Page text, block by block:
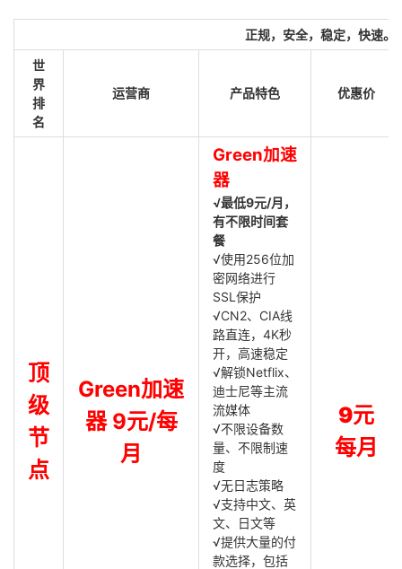
正规，安全，稳定，快速。
世
界
排
名
运营商 产品特色 优惠价
顶
级
节
点
Green加速
器 9元/每
月
Green加速
器
√最低9元/月，
有不限时间套
餐
√使用256位加
密网络进行
SSL保护
√CN2、CIA线
路直连，4K秒
开，高速稳定
√解锁Netflix、
迪士尼等主流
流媒体
√不限设备数
量、不限制速
度
√无日志策略
√支持中文、英
文、日文等
√提供大量的付
款选择，包括
9元
每月